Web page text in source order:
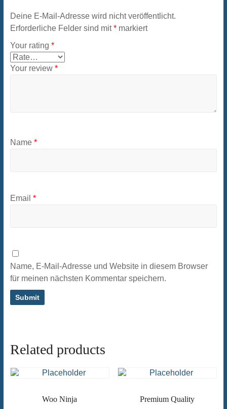
Deine E-Mail-Adresse wird nicht veröffentlicht.
Erforderliche Felder sind mit*markiert
Your rating *
Your review *
Name *
Email *
Name, E-Mail-Adresse und Website in diesem Browser
für meinen nächsten Kommentar speichern.
Related products
Woo Ninja Premium Quality